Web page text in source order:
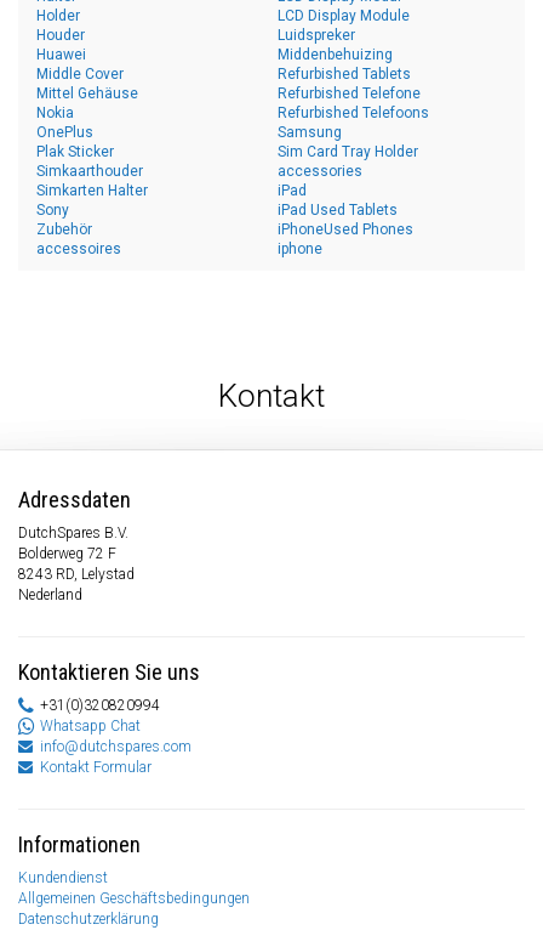
Holder
Houder
Huawei
LCD Display Module
Luidspreker
Middenbehuizing
Middle Cover
Mittel Gehäuse
Nokia
OnePlus
Plak Sticker
Refurbished Tablets
Refurbished Telefone
Refurbished Telefoons
Samsung
Sim Card Tray Holder
Simkaarthouder
Simkarten Halter
Sony
Zubehör
accessoires
accessories
iPad
iPad Used Tablets
iPhoneUsed Phones
iphone
Kontakt
Adressdaten
DutchSpares B.V.
Bolderweg 72 F
8243 RD, Lelystad
Nederland
Kontaktieren Sie uns
+31(0)320820994
Whatsapp Chat
info@dutchspares.com
Kontakt Formular
Informationen
Kundendienst
Allgemeinen Geschäftsbedingungen
Datenschutzerklärung